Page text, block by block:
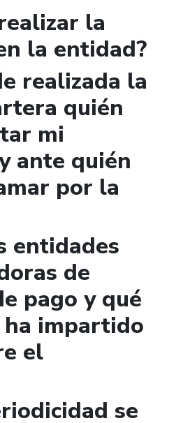
la
la entidad?
realizada la
quién
mi
ante quién
por la
entidades
de
pago y qué
impartido
el
se